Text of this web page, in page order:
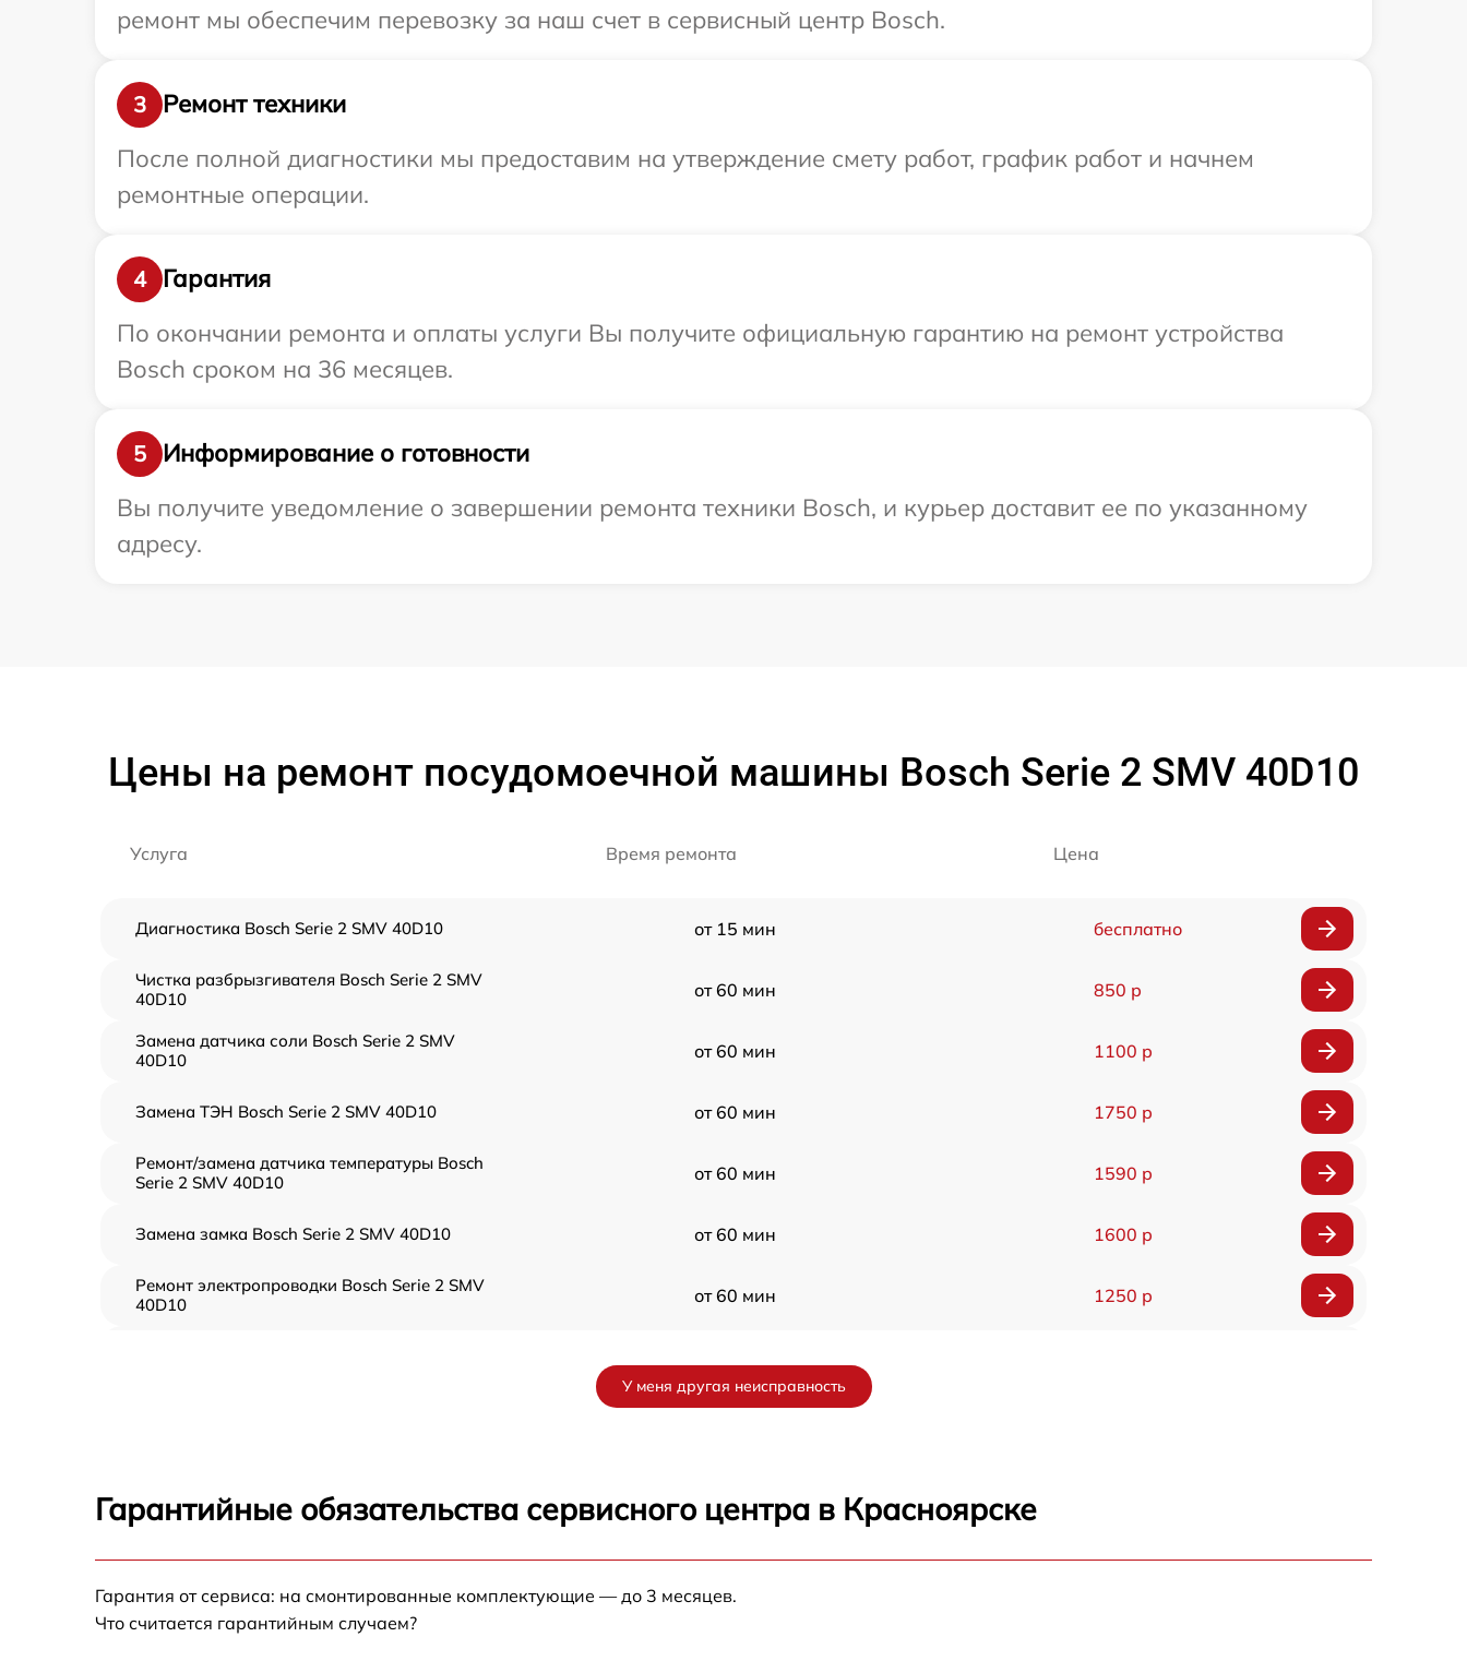
ремонт мы обеспечим перевозку за наш счет в сервисный центр Bosch.
3
Ремонт техники
После полной диагностики мы предоставим на утверждение смету работ, график работ и начнем
ремонтные операции.
4
Гарантия
По окончании ремонта и оплаты услуги Вы получите официальную гарантию на ремонт устройства
Bosch сроком на 36 месяцев.
5
Информирование о готовности
Вы получите уведомление о завершении ремонта техники Bosch, и курьер доставит ее по указанному
адресу.
Цены на ремонт посудомоечной машины Bosch Serie 2 SMV 40D10
Услуга Время ремонта Цена
Диагностика Bosch Serie 2 SMV 40D10 от 15 мин бесплатно
Чистка разбрызгивателя Bosch Serie 2 SMV
40D10
от 60 мин 850 р
Замена датчика соли Bosch Serie 2 SMV
40D10
от 60 мин 1100 р
Замена ТЭН Bosch Serie 2 SMV 40D10 от 60 мин 1750 р
Ремонт/замена датчика температуры Bosch
Serie 2 SMV 40D10
от 60 мин 1590 р
Замена замка Bosch Serie 2 SMV 40D10 от 60 мин 1600 р
Ремонт электропроводки Bosch Serie 2 SMV
40D10
от 60 мин 1250 р
Замена панели управления Bosch Serie 2
SMV 40D10
от 60 мин
У меня другая неисправность
Гарантийные обязательства сервисного центра в Красноярске
Гарантия от сервиса: на смонтированные комплектующие — до 3 месяцев.
Что считается гарантийным случаем?